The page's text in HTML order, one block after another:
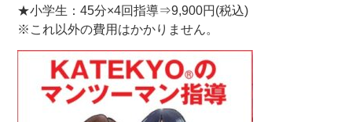
★小学生：45分×4回指導⇒9,900円(税込)
※これ以外の費用はかかりません。